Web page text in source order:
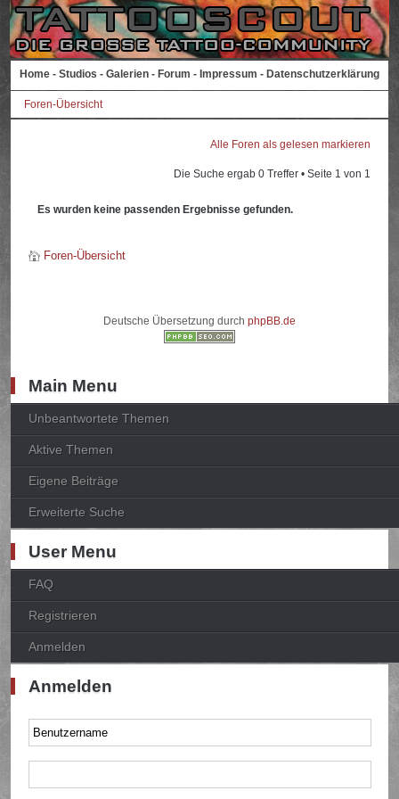
Home - Studios - Galerien - Forum - Impressum - Datenschutzerklärung
Foren-Übersicht
Alle Foren als gelesen markieren
Die Suche ergab 0 Treffer • Seite 1 von 1
Es wurden keine passenden Ergebnisse gefunden.
Foren-Übersicht
Deutsche Übersetzung durch phpBB.de
Main Menu
Unbeantwortete Themen
Aktive Themen
Eigene Beiträge
Erweiterte Suche
User Menu
FAQ
Registrieren
Anmelden
Anmelden